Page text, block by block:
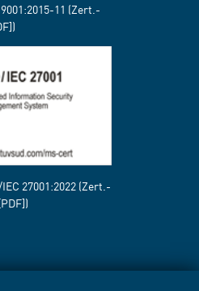
11 (Zert.-
27001:2022 (Zert.-